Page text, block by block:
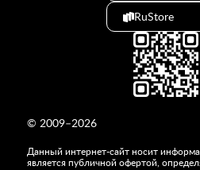
© 2009–2026
Данный интернет-сайт носит
является публичной офертой,
RuStore